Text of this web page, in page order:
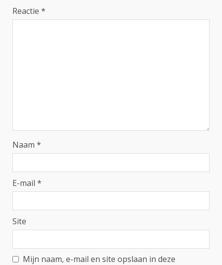
Reactie *
Naam *
E-mail *
Site
Mijn naam, e-mail en site opslaan in deze